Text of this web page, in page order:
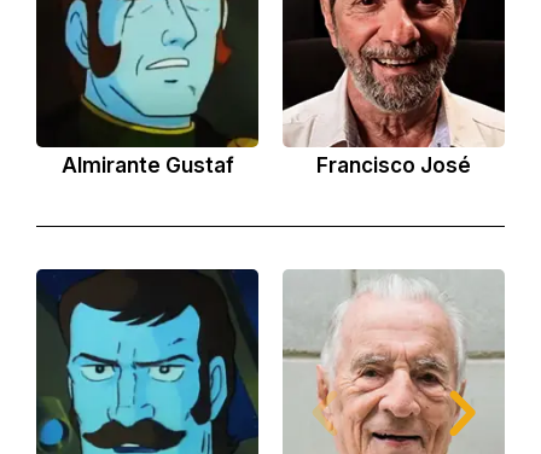
Almirante Gustaf Francisco José